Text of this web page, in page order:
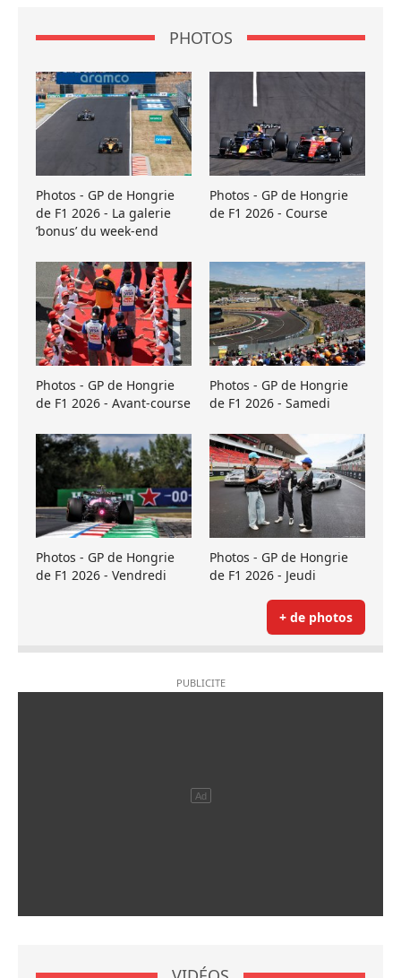
PHOTOS
Photos - GP de Hongrie
de F1 2026 - La galerie
’bonus’ du week-end
Photos - GP de Hongrie
de F1 2026 - Course
Photos - GP de Hongrie
de F1 2026 - Avant-course
Photos - GP de Hongrie
de F1 2026 - Samedi
Photos - GP de Hongrie
de F1 2026 - Vendredi
Photos - GP de Hongrie
de F1 2026 - Jeudi
+ de photos